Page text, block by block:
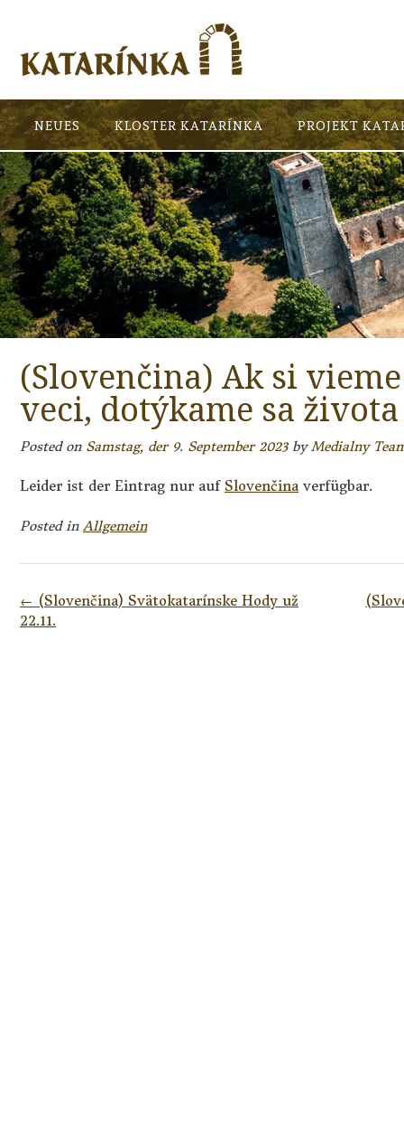
NEUES KLOSTER KATARÍNKA PROJEKT
(Slovenčina) Ak si
veci, dotýkame sa života
Posted on Samstag, der 9. September 2023byMedialny
Leider ist der Eintrag nur auf Slovenčina verfügbar.
Posted inAllgemein
Post
navigation
← (Slovenčina) Svätokatarínske Hody už
22.11.